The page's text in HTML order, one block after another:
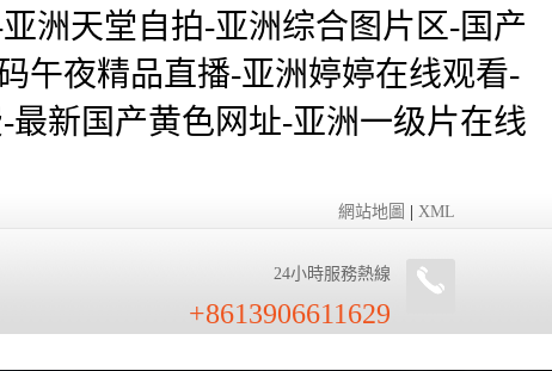
洲天堂自拍-亚洲综合图片区-国产
午夜精品直播-亚洲婷婷在线观看-
新国产黄色网址-亚洲一级片在线
網站地圖 XML
24小時服務熱線
+8613906611629